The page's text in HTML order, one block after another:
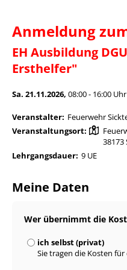
Anmeldung
EH Ausbildung
Ersthelfer"
Sa. 21.11.2026, 08:00 - 16:00 Uhr
Veranstalter: Feuerwehr
Veranstaltungsort:
38173
Lehrgangsdauer: 9 UE
Meine Daten
Wer übernimmt die
ich selbst (privat)
Sie tragen die Kosten